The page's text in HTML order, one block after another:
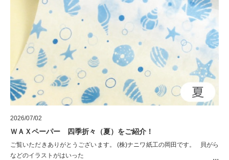
2026/07/02
ＷＡＸペーパー 四季折々（夏）をご紹介！
ご覧いただきありがとうございます。 (株)ナニワ紙工の岡田です。 貝がら
などのイラストがはいった